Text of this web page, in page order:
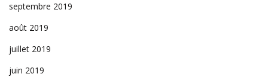
septembre 2019
août 2019
juillet 2019
juin 2019